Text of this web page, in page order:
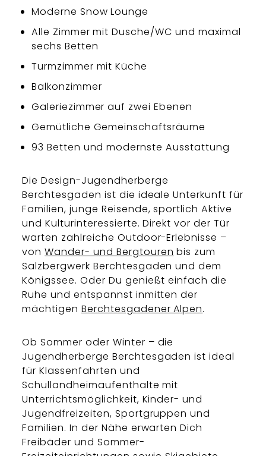
Moderne Snow Lounge
Alle Zimmer mit Dusche/WC und maximal
sechs Betten
Turmzimmer mit Küche
Balkonzimmer
Galeriezimmer auf zwei Ebenen
Gemütliche Gemeinschaftsräume
93 Betten und modernste Ausstattung
Die Design-Jugendherberge
Berchtesgaden ist die ideale Unterkunft für
Familien, junge Reisende, sportlich Aktive
und Kulturinteressierte. Direkt vor der Tür
warten zahlreiche Outdoor-Erlebnisse –
vonWander- und Bergtouren bis zum
Salzbergwerk Berchtesgaden und dem
Königssee. Oder Du genießt einfach die
Ruhe und entspannst inmitten der
mächtigen Berchtesgadener Alpen.
Ob Sommer oder Winter – die
Jugendherberge Berchtesgaden ist ideal
für Klassenfahrten und
Schullandheimaufenthalte mit
Unterrichtsmöglichkeit, Kinder- und
Jugendfreizeiten, Sportgruppen und
Familien. In der Nähe erwarten Dich
Freibäder und Sommer-